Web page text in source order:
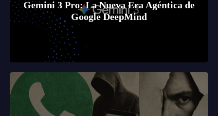
Gemini 3 Pro: La Nueva Era Agéntica de
Google DeepMind